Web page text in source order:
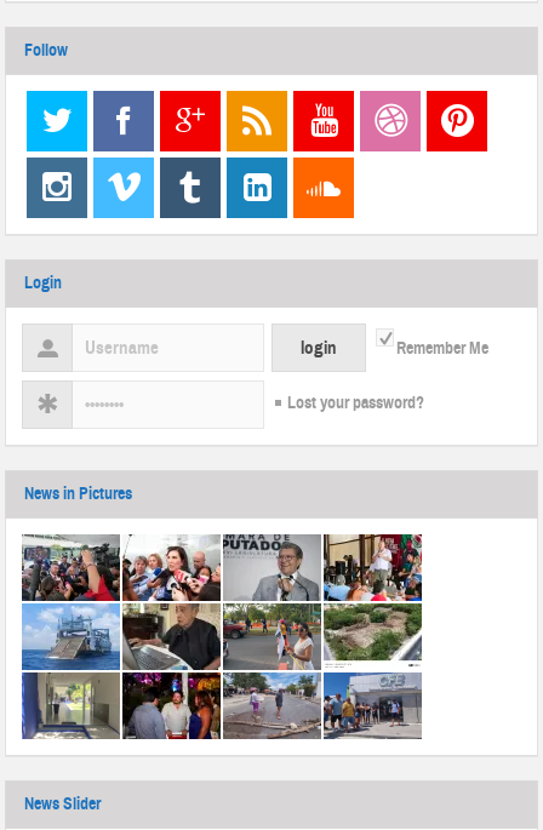
Follow
Login
Remember Me
Lost your password?
News in Pictures
News Slider